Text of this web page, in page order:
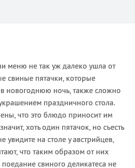
меню не так уж далеко ушла от
свиные пятачки, которые
новогоднюю ночь, также сложно
праздничного стола.
что это блюдо приносит им
хоть один пятачок, но съесть
увидите на столе у австрийцев,
что таким образом от них
поедание свиного деликатеса не